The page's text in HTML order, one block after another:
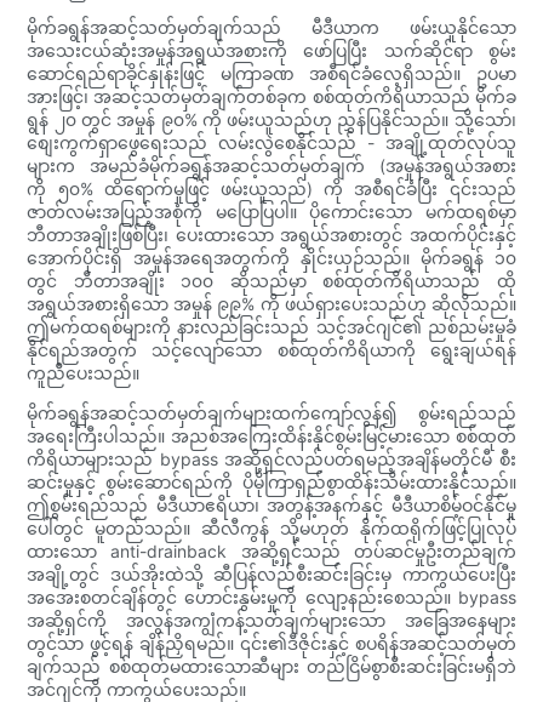
မိုက်ခရွန်အဆင့်သတ်မှတ်ချက်သည် မီဒီယာက ဖမ်းယူနိုင်သော
အသေးငယ်ဆုံးအမှုန်အရွယ်အစားကို ဖော်ပြပြီး သက်ဆိုင်ရာ စွမ်း
ဆောင်ရည်ရာခိုင်နှုန်းဖြင့် မကြာခဏ အစီရင်ခံလေ့ရှိသည်။ ဥပမာ
အားဖြင့်၊ အဆင့်သတ်မှတ်ချက်တစ်ခုက စစ်ထုတ်ကိရိယာသည် မိုက်ခ
ရွန် ၂၀ တွင် အမှုန် ၉၀% ကို ဖမ်းယူသည်ဟု ညွှန်ပြနိုင်သည်။ သို့သော်၊
စျေးကွက်ရှာဖွေရေးသည် လမ်းလွဲစေနိုင်သည် - အချို့ထုတ်လုပ်သူ
များက အမည်ခံမိုက်ခရွန်အဆင့်သတ်မှတ်ချက် (အမှုန်အရွယ်အစား
ကို ၅၀% ထိရောက်မှုဖြင့် ဖမ်းယူသည်) ကို အစီရင်ခံပြီး ၎င်းသည်
ဇာတ်လမ်းအပြည့်အစုံကို မပြောပြပါ။ ပိုကောင်းသော မက်ထရစ်မှာ
ဘီတာအချိုးဖြစ်ပြီး၊ ပေးထားသော အရွယ်အစားတွင် အထက်ပိုင်းနှင့်
အောက်ပိုင်းရှိ အမှုန်အရေအတွက်ကို နှိုင်းယှဉ်သည်။ မိုက်ခရွန် ၁၀
တွင် ဘီတာအချိုး ၁၀၀ ဆိုသည်မှာ စစ်ထုတ်ကိရိယာသည် ထို
အရွယ်အစားရှိသော အမှုန် ၉၉% ကို ဖယ်ရှားပေးသည်ဟု ဆိုလိုသည်။
ဤမက်ထရစ်များကို နားလည်ခြင်းသည် သင့်အင်ဂျင်၏ ညစ်ညမ်းမှုခံ
နိုင်ရည်အတွက် သင့်လျော်သော စစ်ထုတ်ကိရိယာကို ရွေးချယ်ရန်
ကူညီပေးသည်။
မိုက်ခရွန်အဆင့်သတ်မှတ်ချက်များထက်ကျော်လွန်၍ စွမ်းရည်သည်
အရေးကြီးပါသည်။ အညစ်အကြေးထိန်းနိုင်စွမ်းမြင့်မားသော စစ်ထုတ်
ကိရိယာများသည် bypass အဆို့ရှင်လည်ပတ်ရမည့်အချိန်မတိုင်မီ စီး
ဆင်းမှုနှင့် စွမ်းဆောင်ရည်ကို ပိုမိုကြာရှည်စွာထိန်းသိမ်းထားနိုင်သည်။
ဤစွမ်းရည်သည် မီဒီယာဧရိယာ၊ အတွန့်အနက်နှင့် မီဒီယာစိမ့်ဝင်နိုင်မှု
ပေါ်တွင် မူတည်သည်။ ဆီလီကွန် သို့မဟုတ် နိုက်ထရိုက်ဖြင့်ပြုလုပ်
ထားသော anti-drainback အဆို့ရှင်သည် တပ်ဆင်မှုဦးတည်ချက်
အချို့တွင် ဒယ်အိုးထဲသို့ ဆီပြန်လည်စီးဆင်းခြင်းမှ ကာကွယ်ပေးပြီး
အအေးစတင်ချိန်တွင် ဟောင်းနွမ်းမှုကို လျော့နည်းစေသည်။ bypass
အဆို့ရှင်ကို အလွန်အကျွံကန့်သတ်ချက်များသော အခြေအနေများ
တွင်သာ ဖွင့်ရန် ချိန်ညှိရမည်။ ၎င်း၏ဒီဇိုင်းနှင့် စပရိန်အဆင့်သတ်မှတ်
ချက်သည် စစ်ထုတ်မထားသောဆီများ တည်ငြိမ်စွာစီးဆင်းခြင်းမရှိဘဲ
အင်ဂျင်ကို ကာကွယ်ပေးသည်။